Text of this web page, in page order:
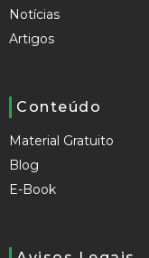
Notícias
Artigos
Conteúdo
Material Gratuito
Blog
E-Book